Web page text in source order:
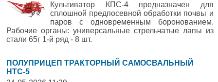
Культиватор КПС-4 предназначен для
сплошной предпосевной обработки почвы и
паров с одновременным боронованием.
Рабочие органы: универсальные стрельчатые лапы из
стали 65г 1-й ряд - 8 шт.
ПОЛУПРИЦЕП ТРАКТОРНЫЙ САМОСВАЛЬНЫЙ
НТС-5